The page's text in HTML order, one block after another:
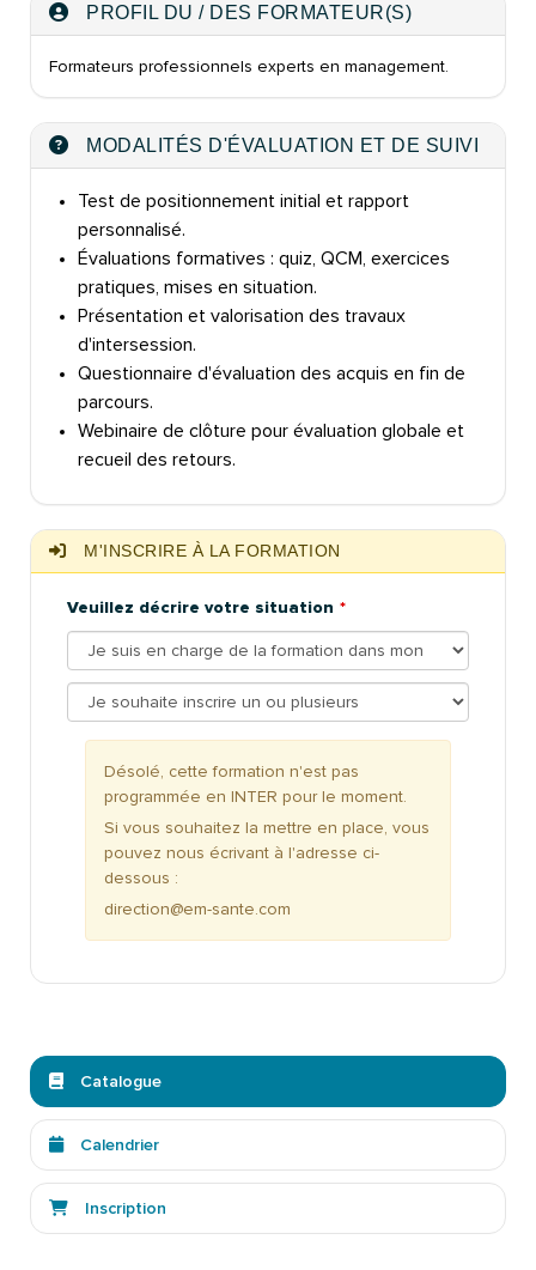
PROFIL DU / DES FORMATEUR(S)
Formateurs professionnels experts en management.
MODALITÉS D'ÉVALUATION ET DE SUIVI
Test de positionnement initial et rapport
personnalisé.
Évaluations formatives : quiz, QCM, exercices
pratiques, mises en situation.
Présentation et valorisation des travaux
d'intersession.
Questionnaire d'évaluation des acquis en fin de
parcours.
Webinaire de clôture pour évaluation globale et
recueil des retours.
M'INSCRIRE À LA FORMATION
Veuillez décrire votre situation
Désolé, cette formation n'est pas
programmée en INTER pour le moment.
Si vous souhaitez la mettre en place, vous
pouvez nous écrivant à l'adresse ci-
dessous :
direction@em-sante.com
Catalogue
Calendrier
Inscription